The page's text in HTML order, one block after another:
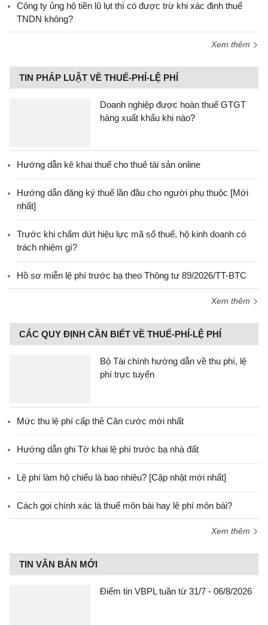
Công ty ủng hộ tiền lũ lụt thì có được trừ khi xác định thuế
TNDN không?
Xem thêm
TIN PHÁP LUẬT VỀ THUẾ-PHÍ-LỆ PHÍ
Doanh nghiệp được hoàn thuế GTGT
hàng xuất khẩu khi nào?
Hướng dẫn kê khai thuế cho thuê tài sản online
Hướng dẫn đăng ký thuế lần đầu cho người phụ thuộc [Mới
nhất]
Trước khi chấm dứt hiệu lực mã số thuế, hộ kinh doanh có
trách nhiệm gì?
Hồ sơ miễn lệ phí trước bạ theo Thông tư 89/2026/TT-BTC
Xem thêm
CÁC QUY ĐỊNH CẦN BIẾT VỀ THUẾ-PHÍ-LỆ PHÍ
Bộ Tài chính hướng dẫn về thu phí, lệ
phí trực tuyến
Mức thu lệ phí cấp thẻ Căn cước mới nhất
Hướng dẫn ghi Tờ khai lệ phí trước bạ nhà đất
Lệ phí làm hộ chiếu là bao nhiêu? [Cập nhật mới nhất]
Cách gọi chính xác là thuế môn bài hay lệ phí môn bài?
Xem thêm
TIN VĂN BẢN MỚI
Điểm tin VBPL tuần từ 31/7 - 06/8/2026